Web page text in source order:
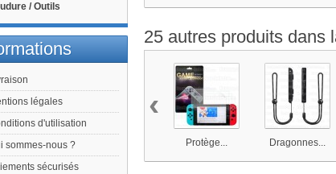
/ Outils
légales
d'utilisation
sommes-nous ?
sécurisés
25 autres produits dans
Protège... Dragonnes...
‹